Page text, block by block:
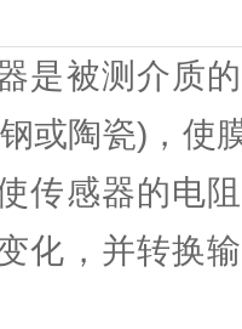
是被测介质
或陶瓷)，使
传感器的电
化，并转换